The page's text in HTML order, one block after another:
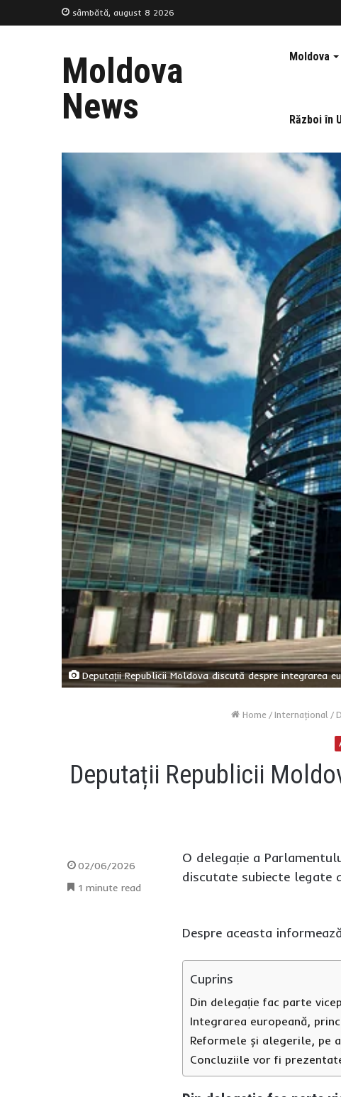
sâmbătă, august 8 2026
Moldova
News
Moldova
Război în
Deputații Republicii Moldova discută despre integrarea
Home /Internaţional /
Deputații Republicii
O delegație a
discutate subiecte legate
Despre aceasta informează
Cuprins
Din delegație fac parte
Integrarea europeană,
Reformele și alegerile, pe
Concluziile vor fi
02/06/2026
1 minute read